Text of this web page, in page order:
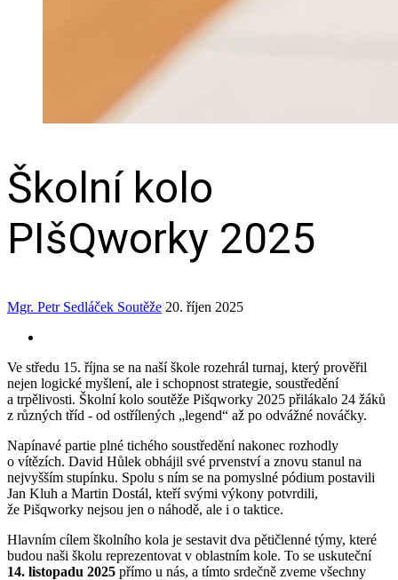
Školní kolo
PIšQworky 2025
Mgr. Petr Sedláček Soutěže 20. říjen 2025
Ve středu 15. října se na naší škole rozehrál turnaj, který prověřil
nejen logické myšlení, ale i schopnost strategie, soustředění
a trpělivosti. Školní kolo soutěže Pišqworky 2025 přilákalo 24 žáků
z různých tříd ‑ od ostřílených „legend“ až po odvážné nováčky.
Napínavé partie plné tichého soustředění nakonec rozhodly
o vítězích. David Hůlek obhájil své prvenství a znovu stanul na
nejvyšším stupínku. Spolu s ním se na pomyslné pódium postavili
Jan Kluh a Martin Dostál, kteří svými výkony potvrdili,
že Pišqworky nejsou jen o náhodě, ale i o taktice.
Hlavním cílem školního kola je sestavit dva pětičlenné týmy, které
budou naši školu reprezentovat v oblastním kole. To se uskuteční
14. listopadu 2025 přímo u nás, a tímto srdečně zveme všechny